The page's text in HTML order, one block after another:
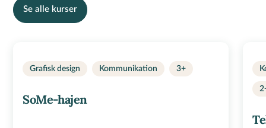
Se alle kurser
Grafisk design Kommunikation 3+
SoMe-hajen